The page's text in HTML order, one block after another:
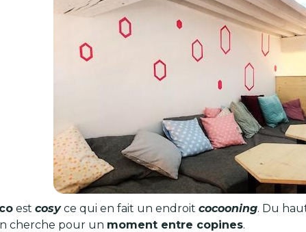
estcosyce qui en fait un endroitcocooning. Du
cherche pour un moment entre copines.